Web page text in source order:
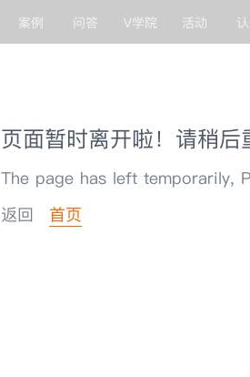
案例 问答 V学院 活动
页面暂时离开啦！请稍后
The page has left temporarily,
返回
首页